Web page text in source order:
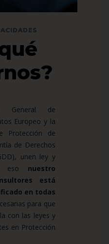
General de
Europeo y la
Protección de
de Derechos
unen ley y
eso nuestro
está
en todas
para que
con las leyes y
en Protección